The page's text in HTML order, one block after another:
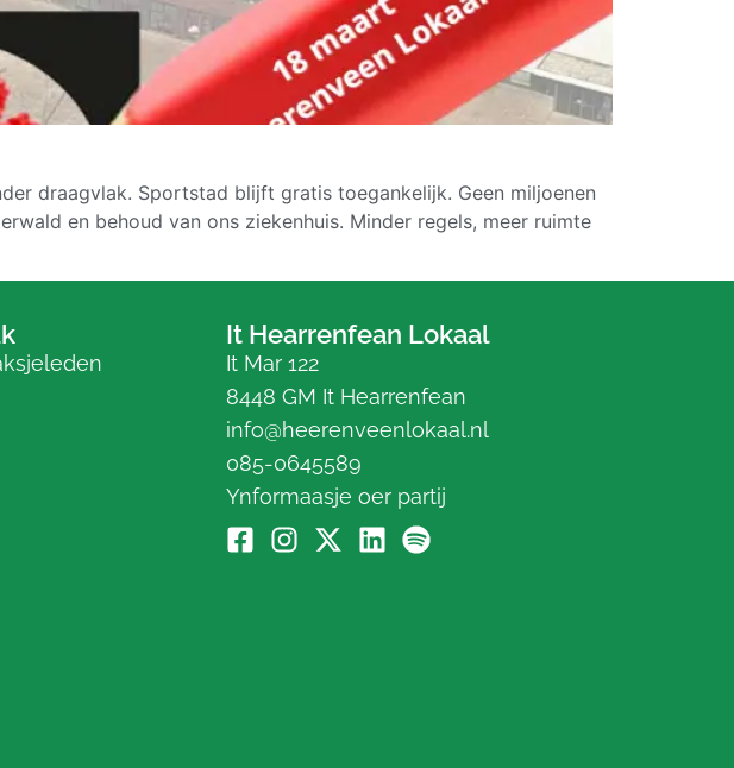
draagvlak. Sportstad blijft gratis toegankelijk. Geen miljoenen
en behoud van ons ziekenhuis. Minder regels, meer ruimte
It Hearrenfean Lokaal
It Mar 122
8448 GM It Hearrenfean
info@heerenveenlokaal.nl
085-0645589
Ynformaasje oer partij